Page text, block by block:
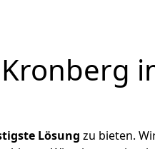
Lösung zu bieten.